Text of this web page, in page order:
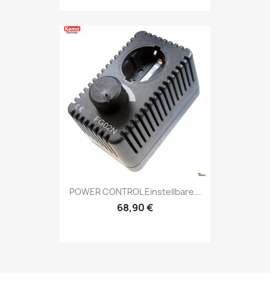
POWER CONTROL Einstellbare...
68,90 €